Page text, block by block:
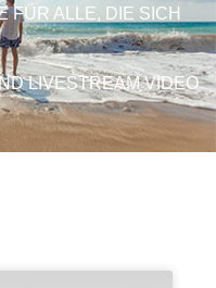
FÜR ALLE, DIE SICH
LIVESTREAM VIDEO